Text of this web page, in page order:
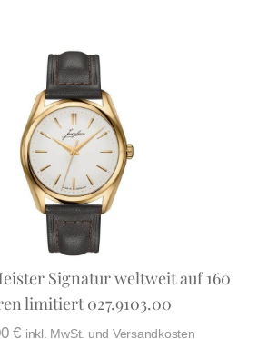
Signatur weltweit auf 160
limitiert 027.9103.00
€ inkl. MwSt. und Versandkosten